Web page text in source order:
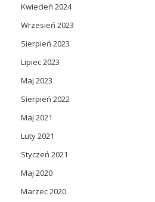
Kwiecień 2024
Wrzesień 2023
Sierpień 2023
Lipiec 2023
Maj 2023
Sierpień 2022
Maj 2021
Luty 2021
Styczeń 2021
Maj 2020
Marzec 2020